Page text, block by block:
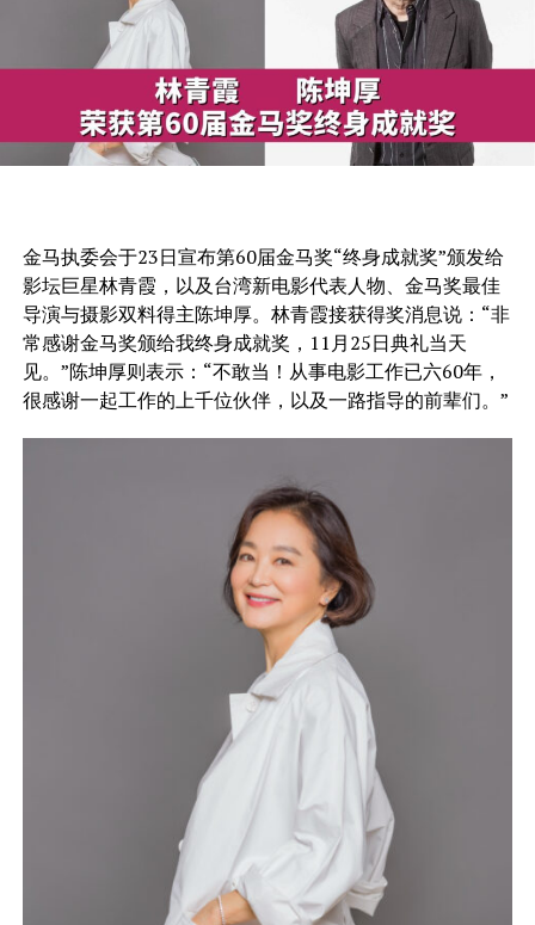
金马执委会于23日宣布第60届金马奖“终身成就奖”颁发给
影坛巨星林青霞，以及台湾新电影代表人物、金马奖最佳
导演与摄影双料得主陈坤厚。林青霞接获得奖消息说：“非
常感谢金马奖颁给我终身成就奖，11月25日典礼当天
见。”陈坤厚则表示：“不敢当！从事电影工作已六60年，
很感谢一起工作的上千位伙伴，以及一路指导的前辈们。”